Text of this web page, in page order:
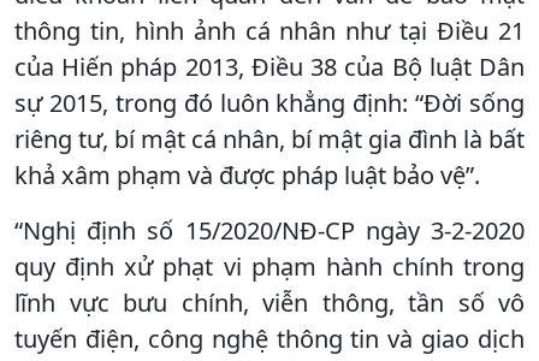
thông tin, hình ảnh cá nhân như tại Điều 21
của Hiến pháp 2013, Điều 38 của Bộ luật Dân
sự 2015, trong đó luôn khẳng định: “Đời sống
riêng tư, bí mật cá nhân, bí mật gia đình là bất
khả xâm phạm và được pháp luật bảo vệ”.
“Nghị định số 15/2020/NĐ-CP ngày 3-2-2020
quy định xử phạt vi phạm hành chính trong
lĩnh vực bưu chính, viễn thông, tần số vô
tuyến điện, công nghệ thông tin và giao dịch